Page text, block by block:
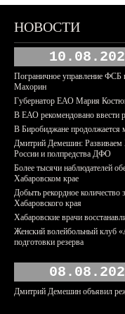
НОВОСТИ
Пограничное управление ФСБ
Махорин
Губернатор ЕАО Мария
В ЕАО рекомендовано ввести
В Биробиджане продолжается
Дмитрий Демешин: Развиваем
России и полпредства ДФО
Более тысячи наблюдателей
Хабаровском крае
Добыть рекордное
Хабаровского края
Хабаровские врачи
Женский волейбольный клуб
подготовки резерва
Дмитрий Демешин объявил